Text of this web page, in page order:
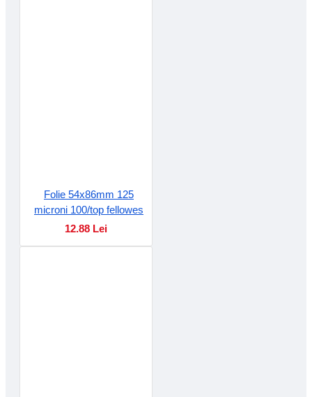
Folie 54x86mm 125
microni 100/top fellowes
12.88 Lei